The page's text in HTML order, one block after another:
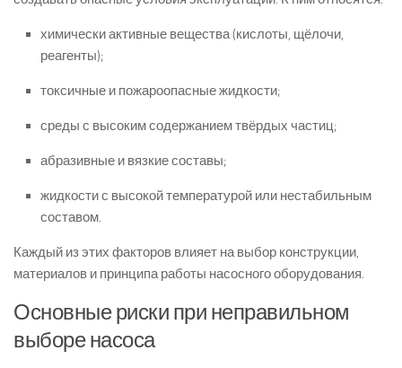
химически активные вещества (кислоты, щёлочи,
реагенты);
токсичные и пожароопасные жидкости;
среды с высоким содержанием твёрдых частиц;
абразивные и вязкие составы;
жидкости с высокой температурой или нестабильным
составом.
Каждый из этих факторов влияет на выбор конструкции,
материалов и принципа работы насосного оборудования.
Основные риски при неправильном
выборе насоса